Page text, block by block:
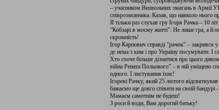
– учасником Визвольних змагань в Армії
співрозмовника. Казав, що навколо нього
Я тільки раз слухав гру Ігоря Рачка – 10
“Кобзарі в моєму житті”. Не лише гра, а й
скромність!
Ігор Карпович справді “рачок” – закрився
де нема з ким і про Україну посумувати. І
Хто схоче більше дізнатися про цього
війна Рената Польового” – в ній уміщено
одного. І листування їхнє!
Ігореві Рачку, який 25 лютого
бажаємо ще довго співати на своїй
Мамаєм самотнім не будеш!
З роси й води, Вам дорогий батьку!